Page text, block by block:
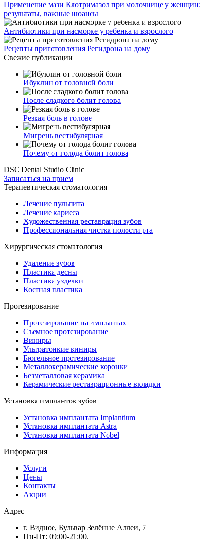
Применение мази Клотримазол при молочнице у женщин:
результаты, важные нюансы
Антибиотики при насморке у ребенка и взрослого
Рецепты приготовления Регидрона на дому
Свежие публикации
Ибуклин от головной боли
После сладкого болит голова
Резкая боль в голове
Мигрень вестибулярная
Почему от голода болит голова
DSC Dental Studio Clinic
Записаться на прием
Терапевтическая стоматология
Лечение пульпита
Лечение кариеса
Художественная реставрация зубов
Профессиональная чистка полости рта
Хирургическая стоматология
Удаление зубов
Пластика десны
Пластика уздечки
Костная пластика
Протезирование
Протезирование на имплантах
Съемное протезирование
Виниры
Ультратонкие виниры
Бюгельное протезирование
Металлокерамические коронки
Безметалловая керамика
Керамические реставрационные вкладки
Установка имплантов зубов
Установка имплантата Implantium
Установка имплантата Astra
Установка имплантата Nobel
Информация
Услуги
Цены
Контакты
Акции
Адрес
г. Видное, Бульвар Зелёные Аллеи, 7
Пн-Пт: 09:00-21:00.